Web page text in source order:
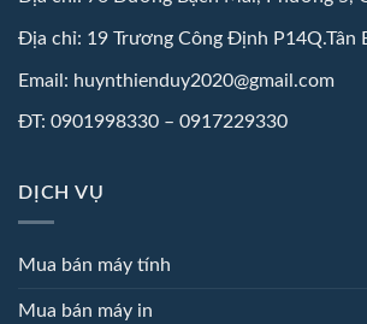
Địa chỉ: 19 Trương Công Định P14Q.Tân
Email: huynthienduy2020@gmail.com
ĐT: 0901998330 – 0917229330
DỊCH VỤ
Mua bán máy tính
Mua bán máy in